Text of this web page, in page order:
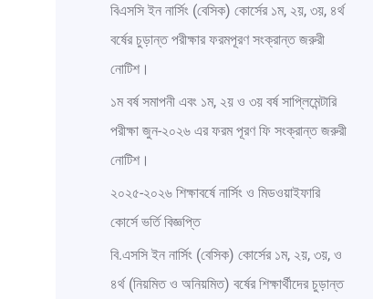
বিএসসি ইন নার্সিং (বেসিক) কোর্সের ১ম, ২য়, ৩য়, ৪র্থ
বর্ষের চুড়ান্ত পরীক্ষার ফরমপূরণ সংক্রান্ত জরুরী
নোটিশ।
১ম বর্ষ সমাপনী এবং ১ম, ২য় ও ৩য় বর্ষ সাপ্লিমেন্টারি
পরীক্ষা জুন-২০২৬ এর ফরম পূরণ ফি সংক্রান্ত জরুরী
নোটিশ।
২০২৫-২০২৬ শিক্ষাবর্ষে নার্সিং ও মিডওয়াইফারি
কোর্সে ভর্তি বিজ্ঞপ্তি
বি.এসসি ইন নার্সিং (বেসিক) কোর্সের ১ম, ২য়, ৩য়, ও
৪র্থ (নিয়মিত ও অনিয়মিত) বর্ষের শিক্ষার্থীদের চুড়ান্ত